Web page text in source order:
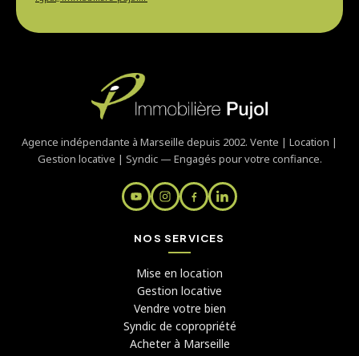
Agence indépendante à Marseille depuis 2002. Vente | Location |
Gestion locative | Syndic — Engagés pour votre confiance.
NOS SERVICES
Mise en location
Gestion locative
Vendre votre bien
Syndic de copropriété
Acheter à Marseille